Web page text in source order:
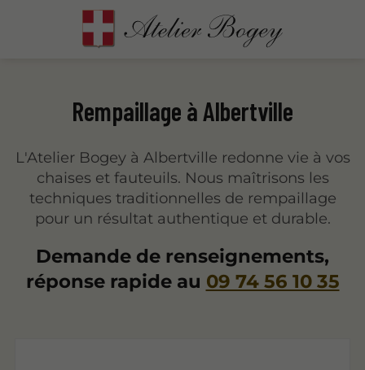
Rempaillage à Albertville
L'Atelier Bogey à Albertville redonne vie à vos
chaises et fauteuils. Nous maîtrisons les
techniques traditionnelles de rempaillage
pour un résultat authentique et durable.
Demande de renseignements,
réponse rapide au 09 74 56 10 35